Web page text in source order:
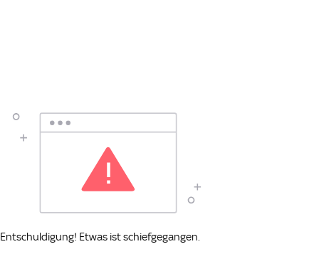
Entschuldigung! Etwas ist schiefgegangen.